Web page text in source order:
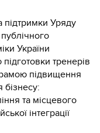
підтримки Уряду
України
тренерів
підвищення
бізнесу:
та місцевого
інтеграції